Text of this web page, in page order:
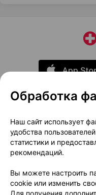
О
Размещение
Способы
Обработка
Наш сайт использует
удобства
статистики и
рекомендаций.
Вы можете настроить
cookie или изменить
Для получения